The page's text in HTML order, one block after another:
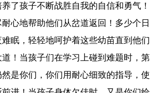
了孩子不断战胜自我的自信和勇气！
心地帮助他们从岔道返回！多少个日
眠，轻轻地呵护着这些幼苗直到他们
！当孩子们在学习上碰到难题时，第
是你们，你们用耐心细致的指导，使